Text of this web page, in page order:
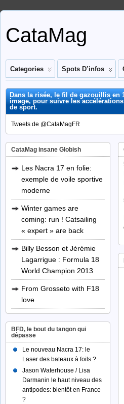
CataMag
Categories Spots D’infos
Dans la risée, le fil de gazouillis en
image, pour suivre les
de sport.
Tweets de @CataMagFR
CataMag insane Globish
Les Nacra 17 en folie:
exemple de voile sportive
moderne
Winter games are
coming: run ! Catsailing
« expert » are back
Billy Besson et Jérémie
Lagarrigue : Formula 18
World Champion 2013
From Grosseto with F18
love
BFD, le bout du tangon qui
dépasse
Le nouveau Nacra 17: le
Laser des bateaux à foils ?
Jason Waterhouse / Lisa
Darmanin le haut niveau des
antipodes: bientôt en France
?